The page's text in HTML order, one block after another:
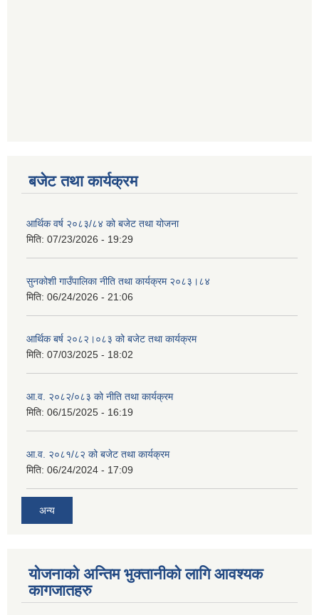
बजेट तथा कार्यक्रम
आर्थिक वर्ष २०८३/८४ को बजेट तथा योजना
मिति: 07/23/2026 - 19:29
सुनकोशी गाउँपालिका नीति तथा कार्यक्रम २०८३।८४
मिति: 06/24/2026 - 21:06
आर्थिक बर्ष २०८२।०८३ को बजेट तथा कार्यक्रम
मिति: 07/03/2025 - 18:02
आ.व. २०८२/०८३ को नीति तथा कार्यक्रम
मिति: 06/15/2025 - 16:19
आ.व. २०८१/८२ को बजेट तथा कार्यक्रम
मिति: 06/24/2024 - 17:09
अन्य
योजनाको अन्तिम भुक्तानीको लागि आवश्यक
कागजातहरु